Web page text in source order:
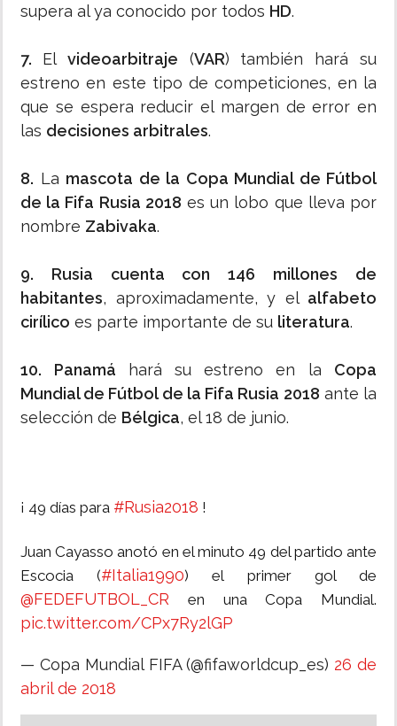
supera al ya conocido por todos HD.
7. El videoarbitraje (VAR) también hará su
estreno en este tipo de competiciones, en la
que se espera reducir el margen de error en
las decisiones arbitrales.
8. La mascota de la Copa Mundial de Fútbol
de la Fifa Rusia 2018 es un lobo que lleva por
nombre Zabivaka.
9. Rusia cuenta con 146 millones de
habitantes, aproximadamente, y el alfabeto
cirílico es parte importante de su literatura.
10. Panamá hará su estreno en la Copa
Mundial de Fútbol de la Fifa Rusia 2018 ante la
selección de Bélgica, el 18 de junio.
¡ 49 días para #Rusia2018 !
Juan Cayasso anotó en el minuto 49 del partido ante
Escocia (#Italia1990) el primer gol de
@FEDEFUTBOL_CR en una Copa Mundial.
pic.twitter.com/CPx7Ry2lGP
— Copa Mundial FIFA (@fifaworldcup_es) 26 de
abril de 2018